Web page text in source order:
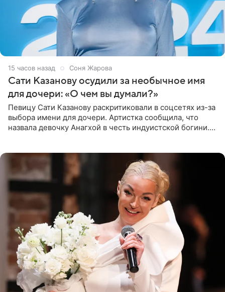
15 часов назад Соня Жарова
Сати Казанову осудили за необычное имя
для дочери: «О чем вы думали?»
Певицу Сати Казанову раскритиковали в соцсетях из-за
выбора имени для дочери. Артистка сообщила, что
назвала девочку Анагхой в честь индуистской богини.